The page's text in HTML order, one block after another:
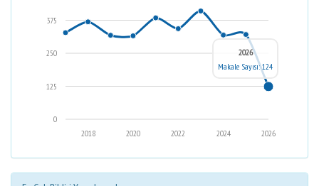
0
125
250
375
2026
2024
2022
2020
2018
2026
Makale Sayısı: 124